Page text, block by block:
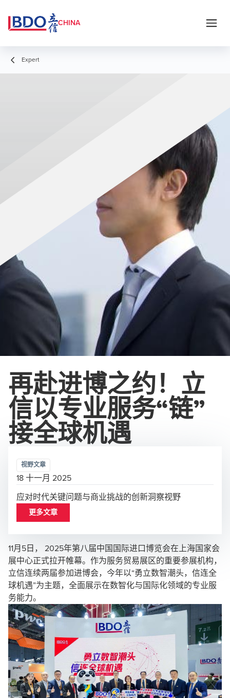
CHINA
Expert
再赴进博之约！立
信以专业服务“链”
接全球机遇
11月5日， 2025年第八届中国国际进口博览会在上海国家会
展中心正式拉开帷幕。作为服务贸易展区的重要参展机构，
立信连续两届参加进博会，今年以“勇立数智潮头，信连全
球机遇”为主题，全面展示在数智化与国际化领域的专业服
务能力。
视野文章
18 十一月 2025
应对时代关键问题与商业挑战的创新洞察视野
更多文章